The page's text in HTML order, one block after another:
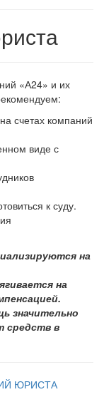
«А24» и их
счетах компаний
виде с
к суду.
на
на
значительно
средств в
ЮРИСТА